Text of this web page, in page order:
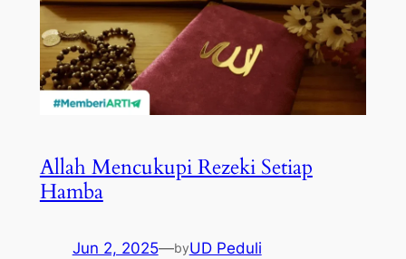
Allah Mencukupi Rezeki Setiap
Hamba
Jun 2, 2025—byUD Peduli